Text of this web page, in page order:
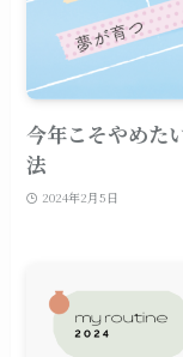
今年こそやめた
法
2024年2月5日